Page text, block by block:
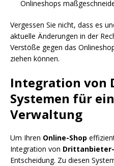
Onlineshops
Vergessen Sie nicht, dass es
aktuelle Änderungen in der
Verstöße gegen das
ziehen können.
Integration von
Systemen für
Verwaltung
Um Ihren Online-Shop
Integration von
Entscheidung. Zu diesen